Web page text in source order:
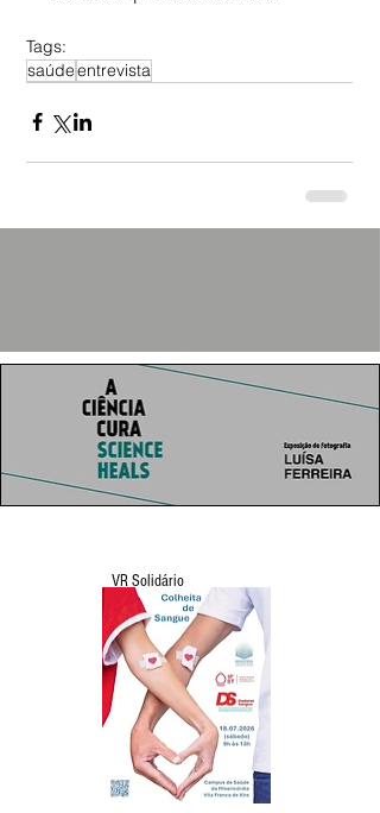
Tags:
saúdeentrevista
VR Solidário